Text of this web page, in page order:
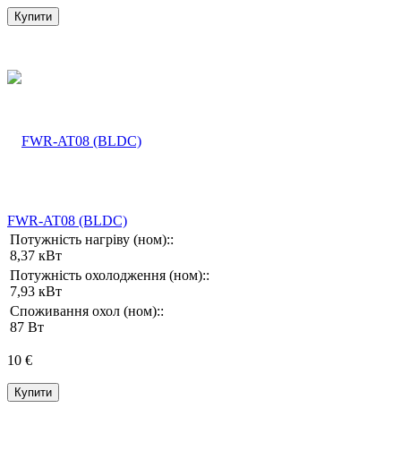
Купити
FWR-AT08 (BLDC)
Потужність нагріву (ном)::
8,37 кВт
Потужність охолодження (ном)::
7,93 кВт
Споживання охол (ном)::
87 Вт
10 €
Купити